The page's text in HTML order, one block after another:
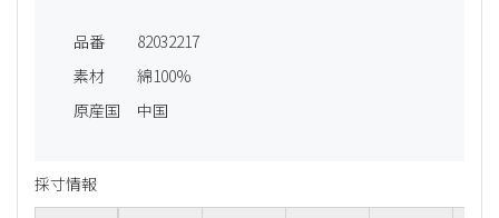
品番
82032217
素材
綿100%
原産国
中国
採寸情報